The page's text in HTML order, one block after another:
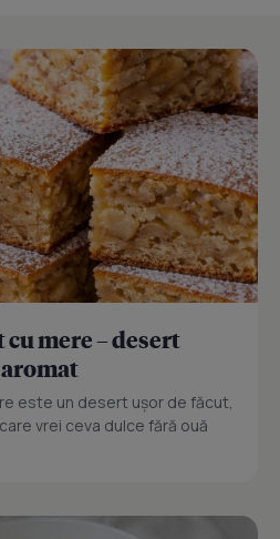
mere – desert
este un desert ușor de făcut,
vrei ceva dulce fără ouă